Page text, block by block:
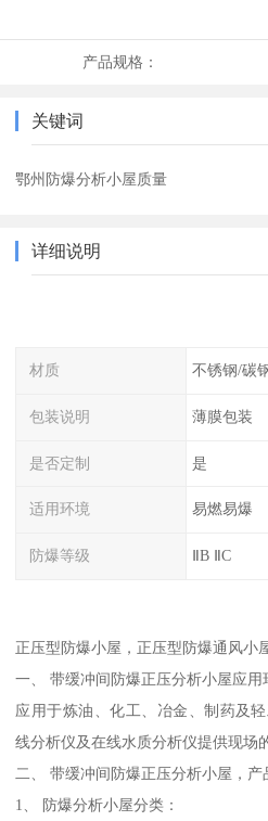
产品规格：
关键词
鄂州防爆分析小屋质量
详细说明
材质 不锈钢/碳
包装说明 薄膜包装
是否定制 是
适用环境 易燃易爆
防爆等级 ⅡB ⅡC
正压型防爆小屋，正压型防爆通风小
一、 带缓冲间防爆正压分析小屋应用
应用于炼油、化工、冶金、制药及
线分析仪及在线水质分析仪提供现场
二、 带缓冲间防爆正压分析小屋，产
1、 防爆分析小屋分类：